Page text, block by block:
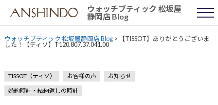
content
ウォッチブティック 松坂屋
静岡店 Blog
ウォッチブティック 松坂屋静岡店 Blog> 【TISSOT】ありがとうございま
した！【ティソ】T120.807.37.041.00
TISSOT（ティソ） お客様の声
お知らせ
婚約時計・結納返しの時計